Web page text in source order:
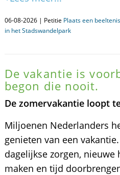
06-08-2026 | Petitie Plaats een
in het Stadswandelpark
De vakantie is
begon die nooit.
De zomervakantie loopt
Miljoenen Nederlanders
genieten van een
dagelijkse zorgen, nieuwe
maken en tijd